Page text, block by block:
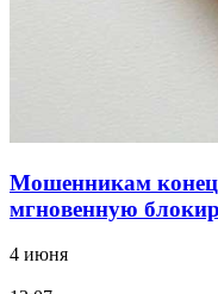
Мошенникам
мгновенную
4 июня